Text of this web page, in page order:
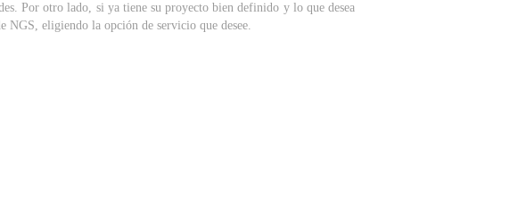
Por otro lado, si ya tiene su proyecto bien definido y lo que desea
NGS, eligiendo la opción de servicio que desee.